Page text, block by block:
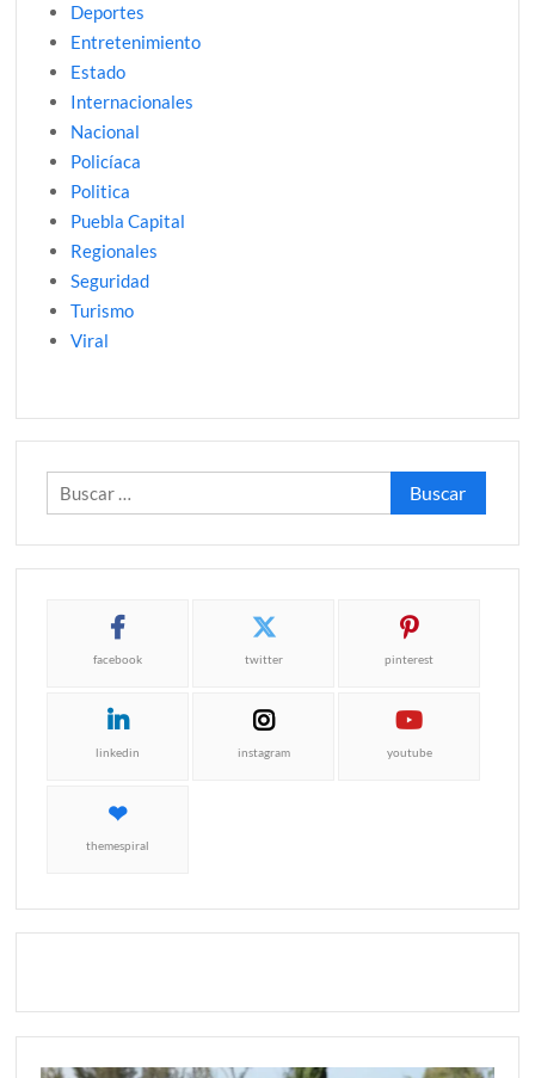
Deportes
Entretenimiento
Estado
Internacionales
Nacional
Policíaca
Politica
Puebla Capital
Regionales
Seguridad
Turismo
Viral
Buscar:
facebook twitter pinterest
linkedin instagram youtube
themespiral